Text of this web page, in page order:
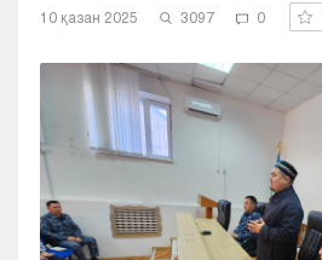
Павлодар
Семей
Талдыкорган
Тараз
Туркестан
Уральск
Усть-Каменогорск
Шымкент
10 қазан 2025 3097 0